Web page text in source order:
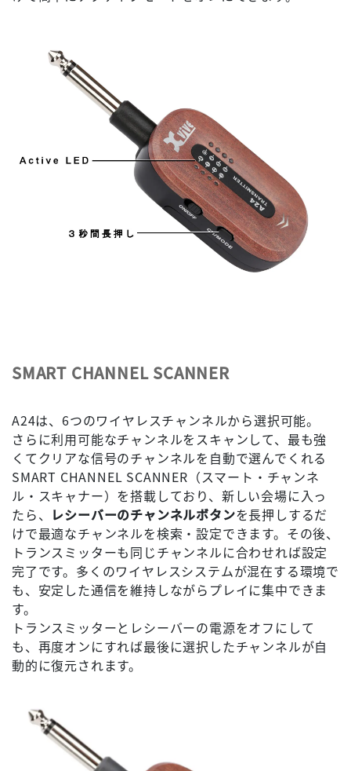
SMART CHANNEL SCANNER
A24は、6つのワイヤレスチャンネルから選択可能。
さらに利用可能なチャンネルをスキャンして、最も強
くてクリアな信号のチャンネルを自動で選んでくれる
SMART CHANNEL SCANNER（スマート・チャンネ
ル・スキャナー）を搭載しており、新しい会場に入っ
たら、
レシーバーのチャンネルボタンを長押しするだ
けで最適なチャンネルを検索・設定できます。その後、
トランスミッターも同じチャンネルに合わせれば設定
完了です。多くのワイヤレスシステムが混在する環境で
も、安定した通信を維持しながらプレイに集中できま
す。
トランスミッターとレシーバーの電源をオフにして
も、再度オンにすれば最後に選択したチャンネルが自
動的に復元されます。